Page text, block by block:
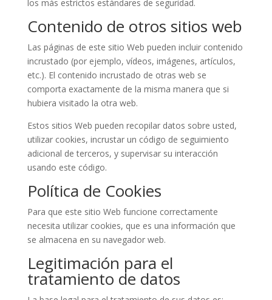
los más estrictos estándares de seguridad.
Contenido de otros sitios web
Las páginas de este sitio Web pueden incluir contenido
incrustado (por ejemplo, vídeos, imágenes, artículos,
etc.). El contenido incrustado de otras web se
comporta exactamente de la misma manera que si
hubiera visitado la otra web.
Estos sitios Web pueden recopilar datos sobre usted,
utilizar cookies, incrustar un código de seguimiento
adicional de terceros, y supervisar su interacción
usando este código.
Política de Cookies
Para que este sitio Web funcione correctamente
necesita utilizar cookies, que es una información que
se almacena en su navegador web.
Legitimación para el
tratamiento de datos